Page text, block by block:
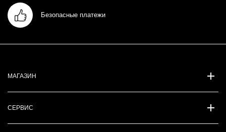
Безопасные платежи
МАГАЗИН
СЕРВИС